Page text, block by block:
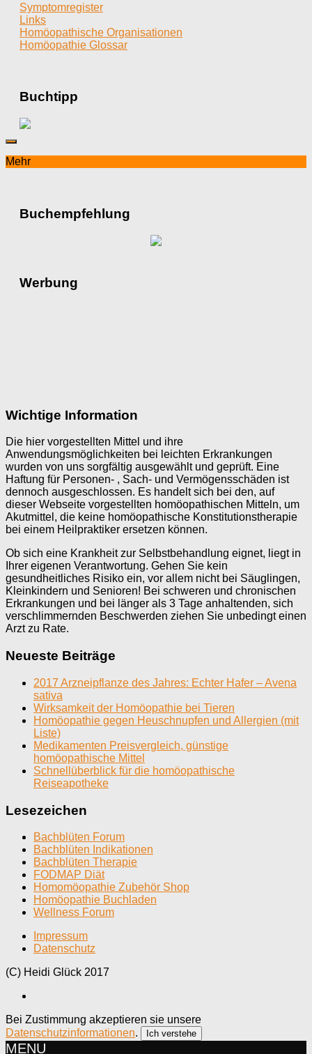
Symptomregister
Links
Homöopathische Organisationen
Homöopathie Glossar
Buchtipp
Mehr
Buchempfehlung
Werbung
Wichtige Information
Die hier vorgestellten Mittel und ihre
Anwendungsmöglichkeiten bei leichten Erkrankungen
wurden von uns sorgfältig ausgewählt und geprüft. Eine
Haftung für Personen- , Sach- und Vermögensschäden ist
dennoch ausgeschlossen. Es handelt sich bei den, auf
dieser Webseite vorgestellten homöopathischen Mitteln, um
Akutmittel, die keine homöopathische Konstitutionstherapie
bei einem Heilpraktiker ersetzen können.
Ob sich eine Krankheit zur Selbstbehandlung eignet, liegt in
Ihrer eigenen Verantwortung. Gehen Sie kein
gesundheitliches Risiko ein, vor allem nicht bei Säuglingen,
Kleinkindern und Senioren! Bei schweren und chronischen
Erkrankungen und bei länger als 3 Tage anhaltenden, sich
verschlimmernden Beschwerden ziehen Sie unbedingt einen
Arzt zu Rate.
Neueste Beiträge
2017 Arzneipflanze des Jahres: Echter Hafer – Avena
sativa
Wirksamkeit der Homöopathie bei Tieren
Homöopathie gegen Heuschnupfen und Allergien (mit
Liste)
Medikamenten Preisvergleich, günstige
homöopathische Mittel
Schnellüberblick für die homöopathische
Reiseapotheke
Lesezeichen
Bachblüten Forum
Bachblüten Indikationen
Bachblüten Therapie
FODMAP Diät
Homomöopathie Zubehör Shop
Homöopathie Buchladen
Wellness Forum
Impressum
Datenschutz
(C) Heidi Glück 2017
Bei Zustimmung akzeptieren sie unsere
Datenschutzinformationen. Ich verstehe
MENU